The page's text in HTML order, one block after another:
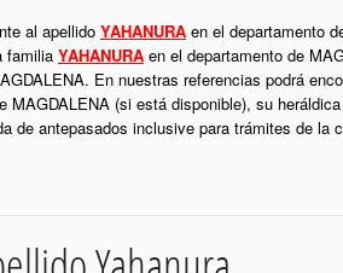
al apellido YAHANURA en el departamento
familia YAHANURA en el departamento de
En nuestras referencias podrá
MAGDALENA (si está disponible), su
de antepasados inclusive para trámites de la